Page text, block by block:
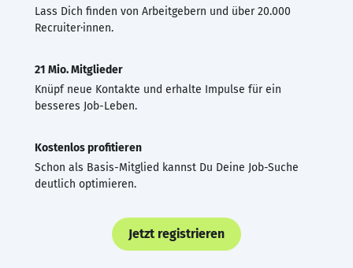
Lass Dich finden von Arbeitgebern und über 20.000
Recruiter·innen.
21 Mio. Mitglieder
Knüpf neue Kontakte und erhalte Impulse für ein
besseres Job-Leben.
Kostenlos profitieren
Schon als Basis-Mitglied kannst Du Deine Job-Suche
deutlich optimieren.
Jetzt registrieren